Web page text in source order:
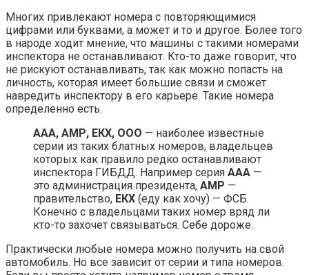
Многих привлекают номера с повторяющимися
цифрами или буквами, а может и то и другое. Более того
в народе ходит мнение, что машины с такими номерами
инспектора не останавливают. Кто-то даже говорит, что
не рискуют останавливать, так как можно попасть на
личность, которая имеет большие связи и сможет
навредить инспектору в его карьере. Такие номера
определенно есть.
ААА, АМР, ЕКХ, ООО — наиболее известные
серии из таких блатных номеров, владельцев
которых как правило редко останавливают
инспектора ГИБДД. Например серия ААА —
это администрация президента, АМР —
правительство, ЕКХ (еду как хочу) — ФСБ.
Конечно с владельцами таких номер вряд ли
кто-то захочет связываться. Себе дороже.
Практически любые номера можно получить на свой
автомобиль. Но все зависит от серии и типа номеров.